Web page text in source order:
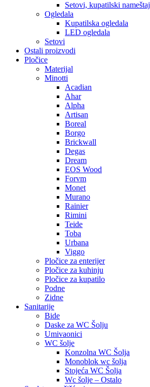
Setovi, kupatilski nameštaj
Ogledala
Kupatilska ogledala
LED ogledala
Setovi
Ostali proizvodi
Pločice
Materijal
Minotti
Acadian
Ahar
Alpha
Artisan
Boreal
Borgo
Brickwall
Degas
Dream
EOS Wood
Forvm
Monet
Murano
Rainier
Rimini
Teide
Toba
Urbana
Viggo
Pločice za enterijer
Pločice za kuhinju
Pločice za kupatilo
Podne
Zidne
Sanitarije
Bide
Daske za WC Šolju
Umivaonici
WC šolje
Konzolna WC Šolja
Monoblok wc šolja
Stojeća WC Šolja
Wc šolje – Ostalo